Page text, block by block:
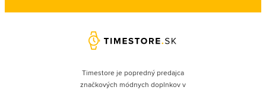
Timestore je popredný predajca
značkových módnych doplnkov v